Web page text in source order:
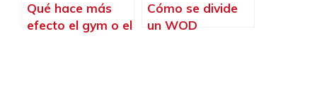
Qué hace más
efecto el gym o el
Cómo se divide
un WOD